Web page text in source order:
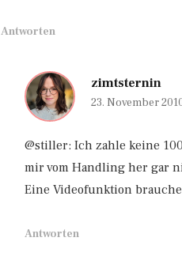
Antworten
zimtsternin
23. November
@stiller: Ich zahle keine
mir vom Handling her gar
Eine Videofunktion
Antworten